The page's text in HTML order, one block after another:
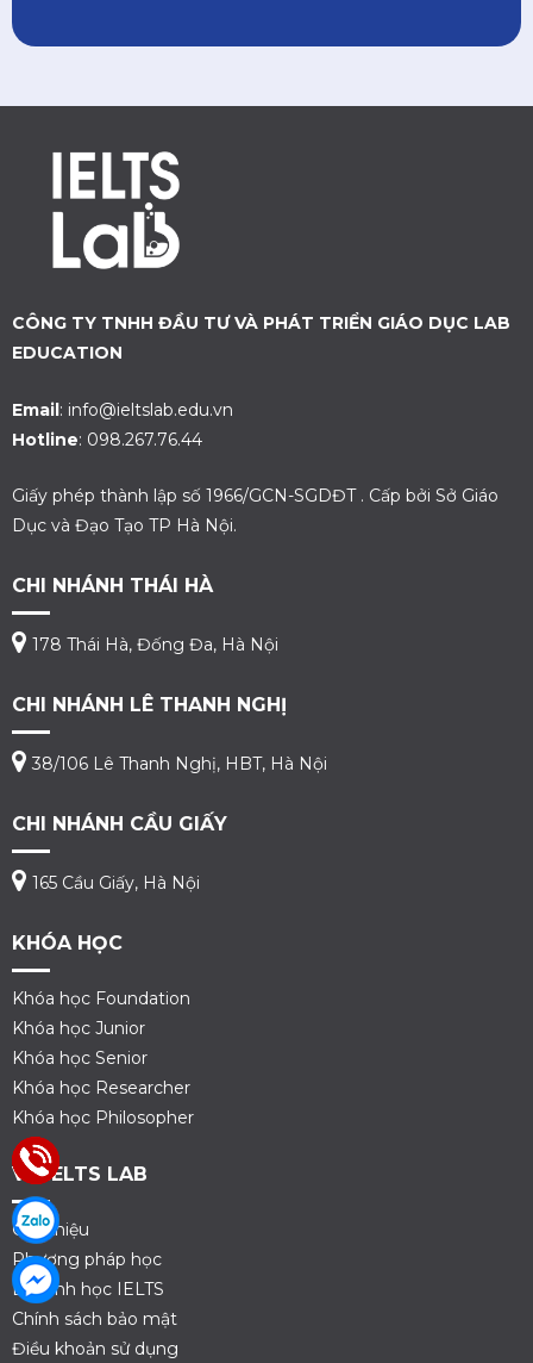
CÔNG TY TNHH ĐẦU TƯ VÀ PHÁT TRIỂN GIÁO DỤC LAB
EDUCATION
Email: info@ieltslab.edu.vn
Hotline: 098.267.76.44
Giấy phép thành lập số 1966/GCN-SGDĐT . Cấp bởi Sở Giáo
Dục và Đạo Tạo TP Hà Nội.
CHI NHÁNH THÁI HÀ
178 Thái Hà, Đống Đa, Hà Nội
CHI NHÁNH LÊ THANH NGHỊ
38/106 Lê Thanh Nghị, HBT, Hà Nội
CHI NHÁNH CẦU GIẤY
165 Cầu Giấy, Hà Nội
KHÓA HỌC
Khóa học Foundation
Khóa học Junior
Khóa học Senior
Khóa học Researcher
Khóa học Philosopher
VỀ IELTS LAB
Giới thiệu
Phương pháp học
Lộ trình học IELTS
Chính sách bảo mật
Điều khoản sử dụng